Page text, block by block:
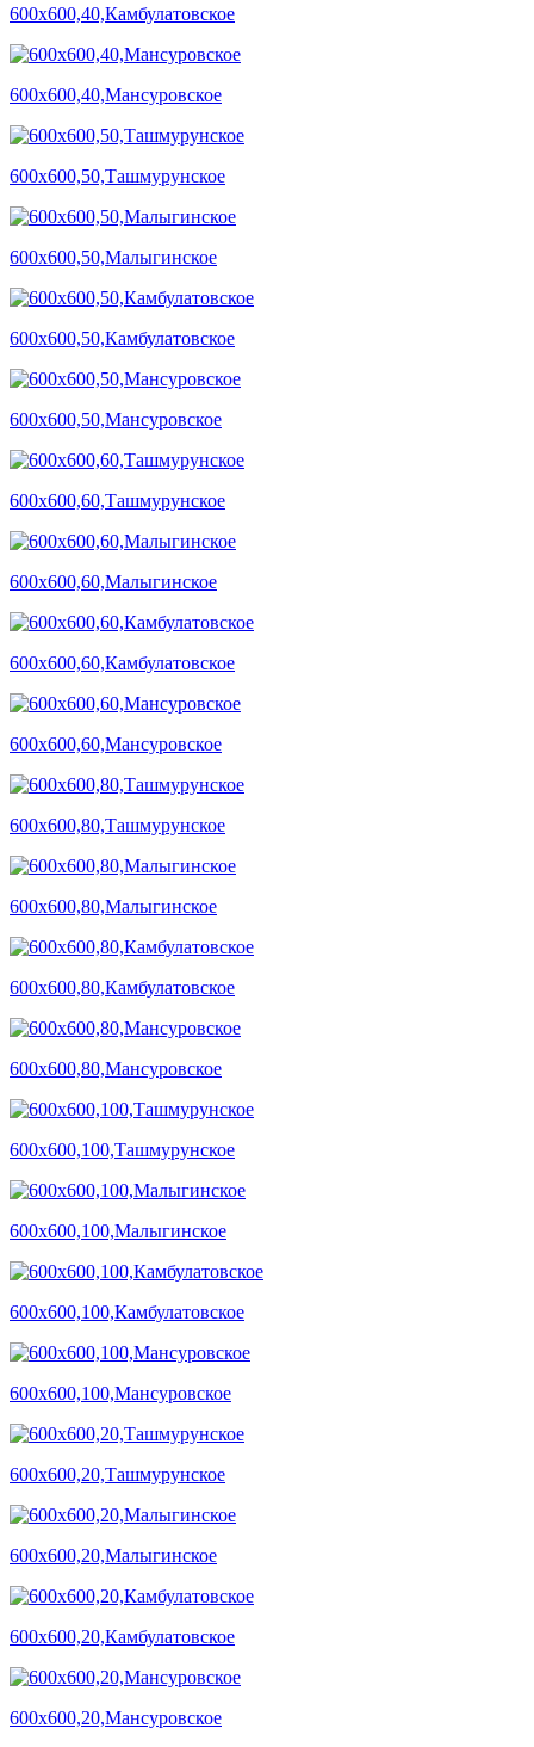
600х600,40,Камбулатовское
600х600,40,Мансуровское
600х600,50,Ташмурунское
600х600,50,Малыгинское
600х600,50,Камбулатовское
600х600,50,Мансуровское
600х600,60,Ташмурунское
600х600,60,Малыгинское
600х600,60,Камбулатовское
600х600,60,Мансуровское
600х600,80,Ташмурунское
600х600,80,Малыгинское
600х600,80,Камбулатовское
600х600,80,Мансуровское
600х600,100,Ташмурунское
600х600,100,Малыгинское
600х600,100,Камбулатовское
600х600,100,Мансуровское
600х600,20,Ташмурунское
600х600,20,Малыгинское
600х600,20,Камбулатовское
600х600,20,Мансуровское